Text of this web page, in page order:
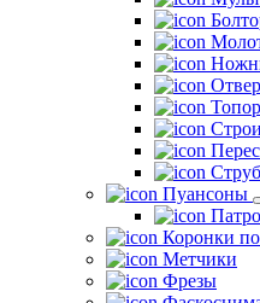
Топор
Пуансоны
Коронки по
Метчики
Фрезы